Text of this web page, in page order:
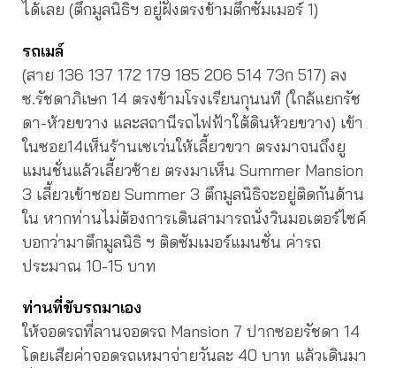
ได้เลย (ตึกมูลนิธิฯ อยู่ฝั่งตรงข้ามตึกซัมเมอร์ 1)
รถเมล์
(สาย 136 137 172 179 185 206 514 73ก 517) ลง
ซ.รัชดาภิเษก 14 ตรงข้ามโรงเรียนกุนนที (ใกล้แยกรัช
ดา-ห้วยขวาง และสถานีรถไฟฟ้าใต้ดินห้วยขวาง) เข้า
ในซอย14เห็นร้านเซเว่นให้เลี้ยวขวา ตรงมาจนถึงยู
แมนชั่นแล้วเลี้ยวซ้าย ตรงมาเห็น Summer Mansion
3 เลี้ยวเข้าซอย Summer 3 ตึกมูลนิธิจะอยู่ติดกันด้าน
ใน หากท่านไม่ต้องการเดินสามารถนั่งวินมอเตอร์ไซค์
บอกว่ามาตึกมูลนิธิ ฯ ติดซัมเมอร์แมนชั่น ค่ารถ
ประมาณ 10-15 บาท
ท่านที่ขับรถมาเอง
ให้จอดรถที่ลานจอดรถ Mansion 7 ปากซอยรัชดา 14
โดยเสียค่าจอดรถเหมาจ่ายวันละ 40 บาท แล้วเดินมา